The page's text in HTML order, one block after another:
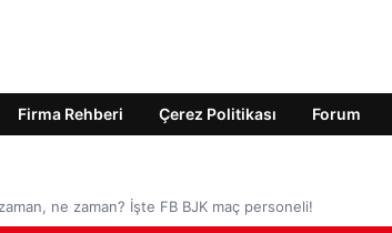
Firma Rehberi Çerez Politikası Forum
ne zaman? İşte FB BJK maç personeli!